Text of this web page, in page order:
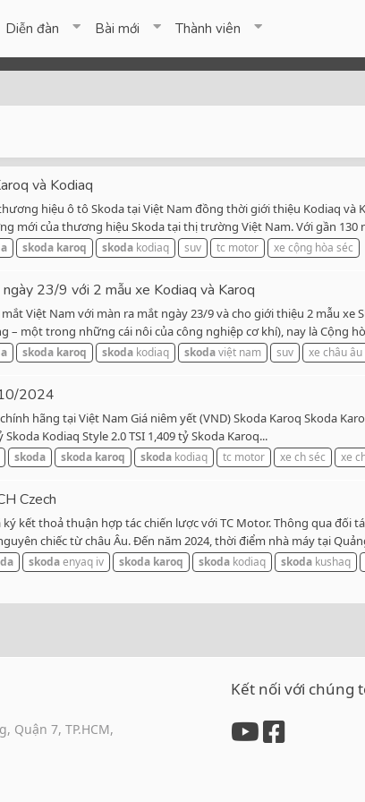
Diễn đàn Bài mới Thành viên
và Kodiaq
hiệu ô tô Skoda tại Việt Nam đồng thời giới thiệu Kodiaq và
mới của thương hiệu Skoda tại thị trường Việt Nam. Với gần 130
skoda karoq skoda kodiaq suv tc motor xe cộng hòa séc
23/9 với 2 mẫu xe Kodiaq và Karoq
Việt Nam với màn ra mắt ngày 23/9 và cho giới thiệu 2 mẫu
một trong những cái nôi của công nghiệp cơ khí), nay là Cộng
skoda karoq skoda kodiaq skodaviệt nam suv xe châu âu
2024
hãng tại Việt Nam Giá niêm yết (VND) Skoda Karoq Skoda
Kodiaq Style 2.0 TSI 1,409 tỷ Skoda Karoq...
skoda skoda karoq skoda kodiaq tc motor xe ch séc xe
Czech
kết thoả thuận hợp tác chiến lược với TC Motor. Thông qua đối
chiếc từ châu Âu. Đến năm 2024, thời điểm nhà máy tại
skodaenyaq iv skoda karoq skoda kodiaq skoda kushaq
Quận 7, TP.HCM,
Kết nối với chúng